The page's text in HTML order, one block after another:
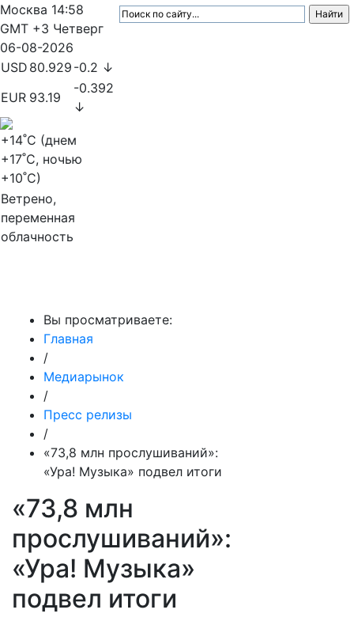
Москва 14:58
GMT +3 Четверг
06-08-2026
USD 80.929 -0.2 ↓
EUR 93.19
-0.392
↓
+14˚C (днем
+17˚C, ночью
+10˚C)
Ветрено,
переменная
облачность
Вы просматриваете:
Главная
/
Медиарынок
/
Пресс релизы
/
«73,8 млн прослушиваний»:
«Ура! Музыка» подвел итоги
«73,8 млн
прослушиваний»:
«Ура! Музыка»
подвел итоги